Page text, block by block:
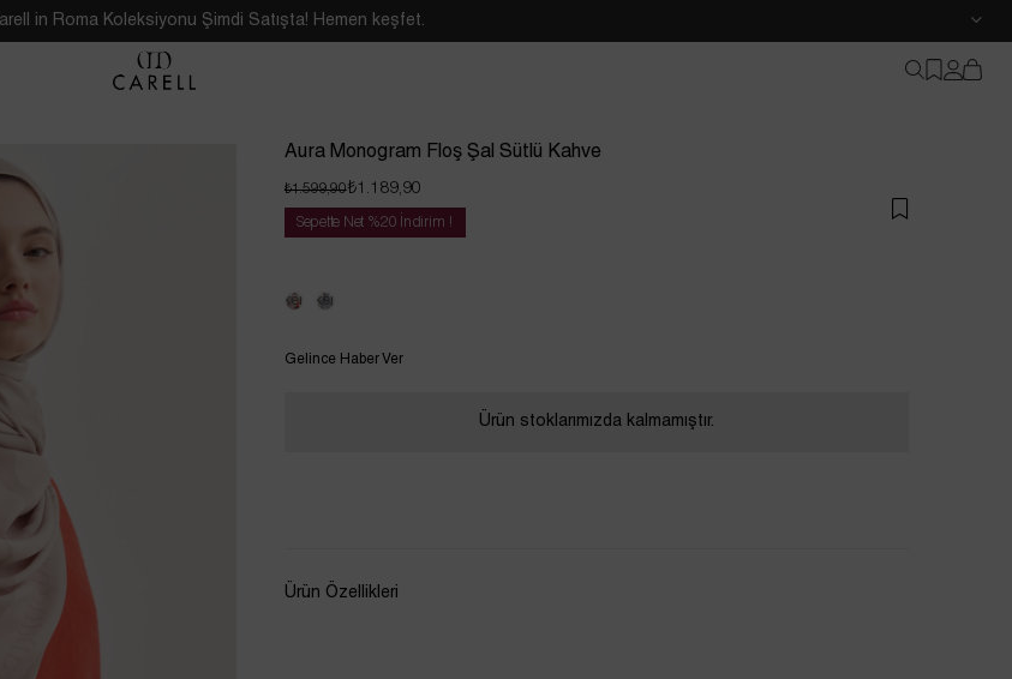
in Roma Koleksiyonu Şimdi Satışta! Hemen keşfet.
Aura Monogram Floş Şal Sütlü Kahve
₺1.599,90₺1.189,90
Sepette Net %20 İndirim !
TükendiTükendi
Gelince Haber Ver
Ürün stoklarımızda kalmamıştır.
Ürün Özellikleri